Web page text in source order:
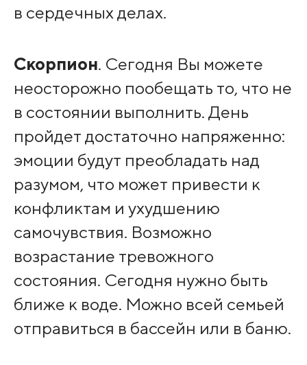
в сердечных делах.
Скорпион. Сегодня Вы можете
неосторожно пообещать то, что не
в состоянии выполнить. День
пройдет достаточно напряженно:
эмоции будут преобладать над
разумом, что может привести к
конфликтам и ухудшению
самочувствия. Возможно
возрастание тревожного
состояния. Сегодня нужно быть
ближе к воде. Можно всей семьей
отправиться в бассейн или в баню.